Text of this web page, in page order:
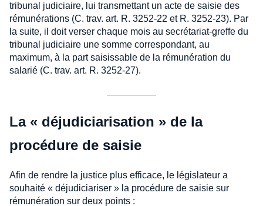
tribunal judiciaire, lui transmettant un acte de saisie des
rémunérations (C. trav. art. R. 3252-22 et R. 3252-23). Par
la suite, il doit verser chaque mois au secrétariat-greffe du
tribunal judiciaire une somme correspondant, au
maximum, à la part saisissable de la rémunération du
salarié (C. trav. art. R. 3252-27).
La « déjudiciarisation » de la
procédure de saisie
Afin de rendre la justice plus efficace, le législateur a
souhaité « déjudiciariser » la procédure de saisie sur
rémunération sur deux points :